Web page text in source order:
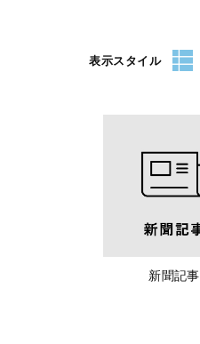
表示スタイル
新聞記事